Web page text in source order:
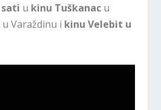
sati u kinu Tuškanac u
u Varaždinu i kinu Velebit u